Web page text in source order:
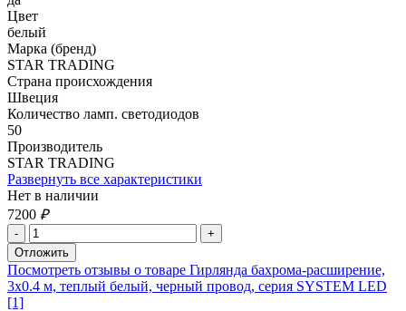
Цвет
белый
Марка (бренд)
STAR TRADING
Страна происхождения
Швеция
Количество ламп. светодиодов
50
Производитель
STAR TRADING
Развернуть все характеристики
Нет в наличии
7200 ₽
Посмотреть отзывы о товаре Гирлянда бахрома-расширение,
3х0.4 м, теплый белый, черный провод, серия SYSTEM LED
[1]